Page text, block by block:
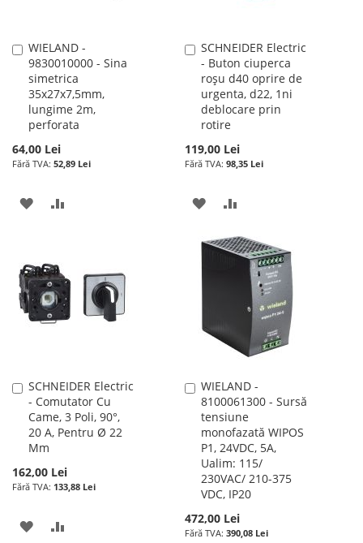
WIELAND -
9830010000 - Sina
simetrica
35x27x7,5mm,
lungime 2m,
perforata
64,00 Lei
52,89 Lei
Adauga
în
cos
ADAUGATI
DE
DORINTE
SCHNEIDER Electric
- Buton ciuperca
roșu d40 oprire de
urgenta, d22, 1ni
deblocare prin
rotire
119,00 Lei
98,35 Lei
Adauga
în
cos
ADAUGATI
LISTA
DORINTE
COMPARARE
SCHNEIDER Electric
- Comutator Cu
Came, 3 Poli, 90°,
20 A, Pentru Ø 22
Mm
162,00 Lei
133,88 Lei
Adauga
în
cos
ADAUGATI
WIELAND -
8100061300 - Sursă
tensiune
monofazată WIPOS
P1, 24VDC, 5A,
Ualim: 115/
230VAC/ 210-375
VDC, IP20
472,00 Lei
390,08 Lei
Adauga
în
cos